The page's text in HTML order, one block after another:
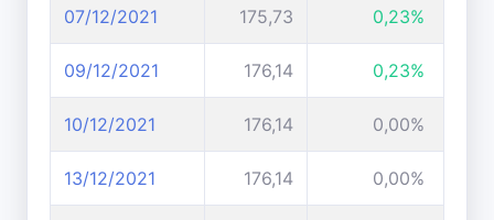
07/12/2021 175,73 0,23%
09/12/2021 176,14 0,23%
10/12/2021 176,14 0,00%
13/12/2021 176,14 0,00%